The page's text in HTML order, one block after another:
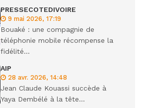
PRESSECOTEDIVOIRE
9 mai 2026, 17:19
Bouaké : une compagnie de
téléphonie mobile récompense la
fidélité...
AIP
28 avr. 2026, 14:48
Jean Claude Kouassi succède à
Yaya Dembélé à la tête...